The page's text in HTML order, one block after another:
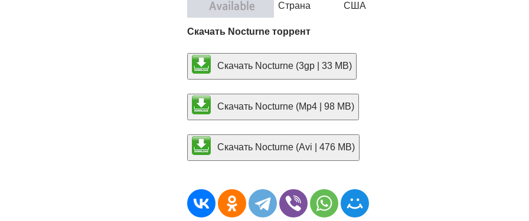
Страна
США
Скачать Nocturne торрент
Скачать Nocturne (3gp | 33 MB)
Скачать Nocturne (Mp4 | 98 MB)
Скачать Nocturne (Avi | 476 MB)